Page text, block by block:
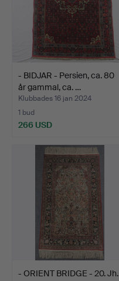
- BIDJAR - Persien, ca. 80
år gammal, ca. …
Klubbades 16 jan 2024
1 bud
266 USD
- ORIENT BRIDGE - 20. Jh.